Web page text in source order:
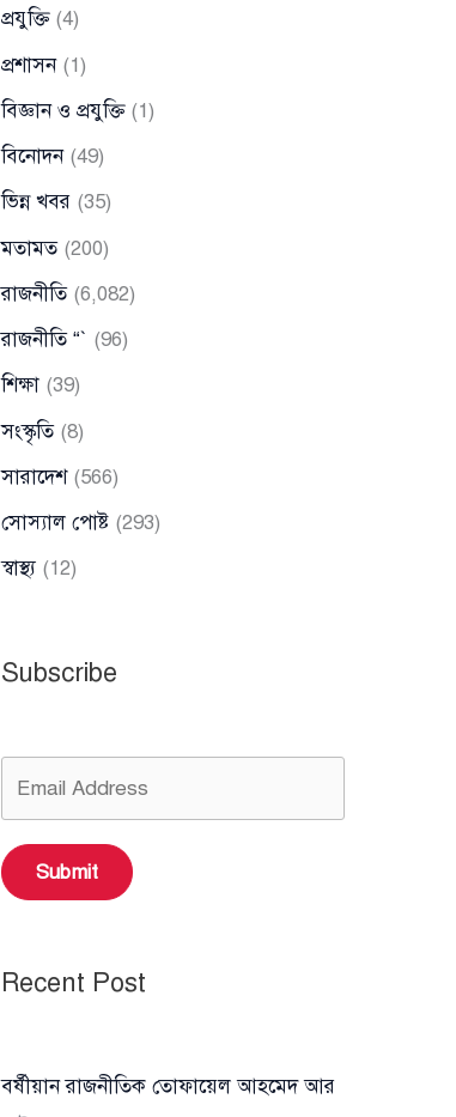
প্রযুক্তি(4)
প্রশাসন(1)
বিজ্ঞান ও প্রযুক্তি(1)
বিনোদন(49)
ভিন্ন খবর (35)
মতামত(200)
রাজনীতি(6,082)
রাজনীতি “` (96)
শিক্ষা (39)
সংস্কৃতি(8)
সারাদেশ(566)
সোস্যাল পোষ্ট (293)
স্বাস্থ্য (12)
Subscribe
Submit
Recent Post
বর্ষীয়ান রাজনীতিক তোফায়েল আহমেদ আর